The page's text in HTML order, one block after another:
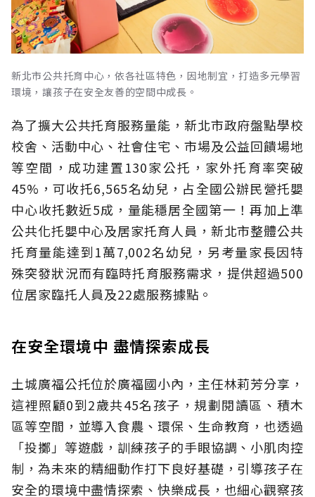
新北市公共托育中心，依各社區特色，因地制宜，打造多元學習
環境，讓孩子在安全友善的空間中成長。
為了擴大公共托育服務量能，新北市政府盤點學校
校舍、活動中心、社會住宅、市場及公益回饋場地
等空間，成功建置130家公托，家外托育率突破
45%，可收托6,565名幼兒，占全國公辦民營托嬰
中心收托數近5成，量能穩居全國第一！再加上準
公共化托嬰中心及居家托育人員，新北市整體公共
托育量能達到1萬7,002名幼兒，另考量家長因特
殊突發狀況而有臨時托育服務需求，提供超過500
位居家臨托人員及22處服務據點。
在安全環境中 盡情探索成長
土城廣福公托位於廣福國小內，主任林莉芳分享，
這裡照顧0到2歲共45名孩子，規劃閱讀區、積木
區等空間，並導入食農、環保、生命教育，也透過
「投擲」等遊戲，訓練孩子的手眼協調、小肌肉控
制，為未來的精細動作打下良好基礎，引導孩子在
安全的環境中盡情探索、快樂成長，也細心觀察孩